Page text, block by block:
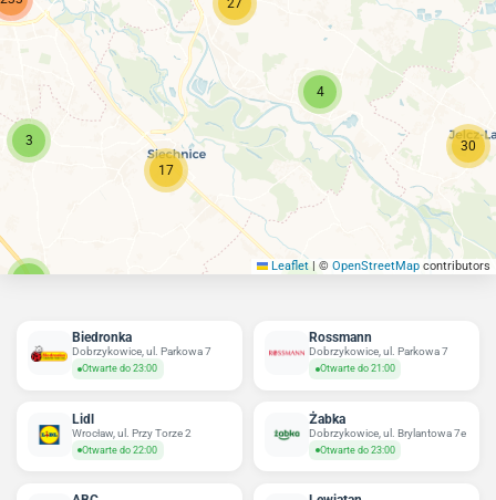
4
17
3 30
4
Leaflet | © OpenStreetMap contributors
Biedronka
Dobrzykowice, ul. Parkowa 7
Otwarte do 23:00
Rossmann
Dobrzykowice, ul. Parkowa 7
Otwarte do 21:00
Lidl
Wrocław, ul. Przy Torze 2
Otwarte do 22:00
Żabka
Dobrzykowice, ul. Brylantowa 7e
Otwarte do 23:00